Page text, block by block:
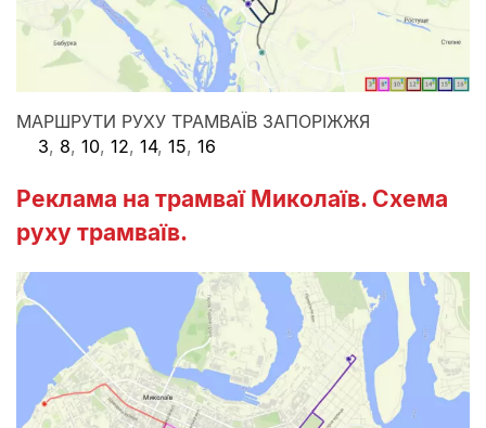
МАРШРУТИ РУХУ ТРАМВАЇВ ЗАПОРІЖЖЯ
3, 8, 10, 12, 14, 15, 16
Реклама на трамваї Миколаїв. Схема
руху трамваїв.